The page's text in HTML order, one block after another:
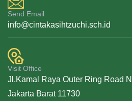
Send Email
info@cintakasihtzuchi.sch.id
Visit Office
Jl.Kamal Raya Outer Ring Road
Jakarta Barat 11730